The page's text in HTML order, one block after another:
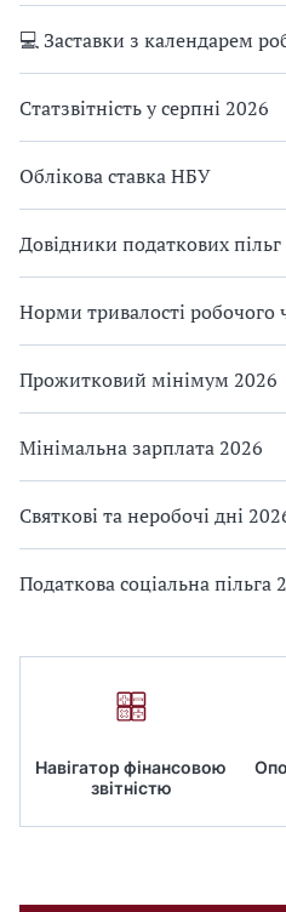
💻 Заставки з календарем
Статзвітність у серпні 2026
Облікова ставка НБУ
Довідники податкових пільг
Норми тривалості робочого
Прожитковий мінімум 2026
Мінімальна зарплата 2026
Святкові та неробочі дні
Податкова соціальна пільга
Навігатор фінансовою
звітністю